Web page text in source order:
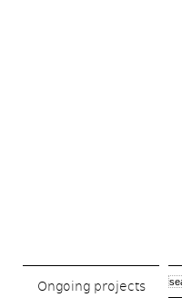
Ongoing projects